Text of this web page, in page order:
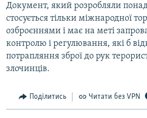
Документ, який розробляли понад
стосується тільки міжнародної
озброєннями і має на меті
контролю і регулювання, які б
потрапляння зброї до рук
злочинців.
Поділитись Читати без VPN